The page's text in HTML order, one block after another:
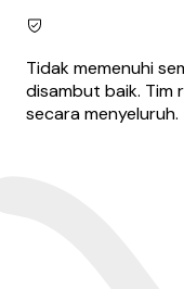
Tidak memenuhi
disambut baik. Tim
secara menyeluruh.